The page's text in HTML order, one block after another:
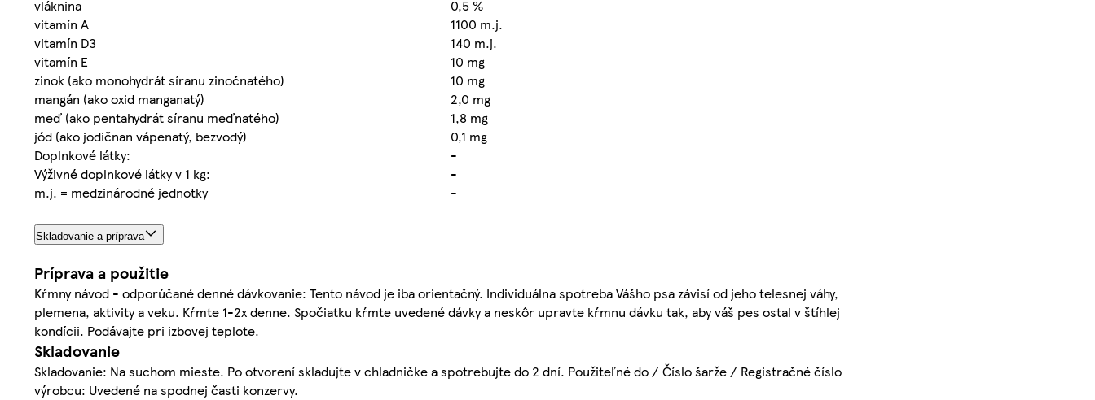
vláknina
0,5 %
vitamín A
1100 m.j.
vitamín D3
140 m.j.
vitamín E
10 mg
zinok (ako monohydrát síranu zinočnatého)
10 mg
mangán (ako oxid manganatý)
2,0 mg
meď (ako pentahydrát síranu meďnatého)
1,8 mg
jód (ako jodičnan vápenatý, bezvodý)
0,1 mg
Doplnkové látky:
-
Výživné doplnkové látky v 1 kg:
-
m.j. = medzinárodné jednotky
-
Skladovanie a príprava
Príprava a použitie
Kŕmny návod - odporúčané denné dávkovanie: Tento návod je iba orientačný. Individuálna spotreba Vášho psa závisí od jeho telesnej váhy,
plemena, aktivity a veku. Kŕmte 1-2x denne. Spočiatku kŕmte uvedené dávky a neskôr upravte kŕmnu dávku tak, aby váš pes ostal v štíhlej
kondícii. Podávajte pri izbovej teplote.
Skladovanie
Skladovanie: Na suchom mieste. Po otvorení skladujte v chladničke a spotrebujte do 2 dní. Použiteľné do / Číslo šarže / Registračné číslo
výrobcu: Uvedené na spodnej časti konzervy.